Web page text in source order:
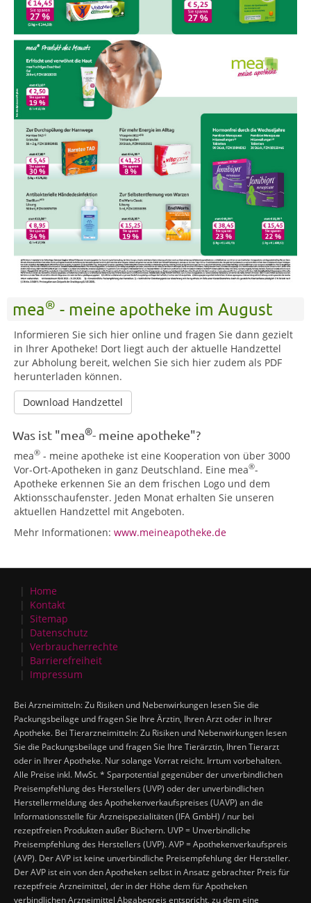
mea® - meine apotheke im August
Informieren Sie sich hier online und fragen Sie dann gezielt
in Ihrer Apotheke! Dort liegt auch der aktuelle Handzettel
zur Abholung bereit, welchen Sie sich hier zudem als PDF
herunterladen können.
Download Handzettel
Was ist "mea®- meine apotheke"?
mea® - meine apotheke ist eine Kooperation von über 3000
Vor-Ort-Apotheken in ganz Deutschland. Eine mea®-
Apotheke erkennen Sie an dem frischen Logo und dem
Aktionsschaufenster. Jeden Monat erhalten Sie unseren
aktuellen Handzettel mit Angeboten.
Mehr Informationen: www.meineapotheke.de
Home
Kontakt
Sitemap
Datenschutz
Verbraucherrechte
Barrierefreiheit
Impressum
Bei Arzneimitteln: Zu Risiken und Nebenwirkungen lesen Sie die
Packungsbeilage und fragen Sie Ihre Ärztin, Ihren Arzt oder in Ihrer
Apotheke. Bei Tierarzneimitteln: Zu Risiken und Nebenwirkungen lesen
Sie die Packungsbeilage und fragen Sie Ihre Tierärztin, Ihren Tierarzt
oder in Ihrer Apotheke. Nur solange Vorrat reicht. Irrtum vorbehalten.
Alle Preise inkl. MwSt. * Sparpotential gegenüber der unverbindlichen
Preisempfehlung des Herstellers (UVP) oder der unverbindlichen
Herstellermeldung des Apothekenverkaufspreises (UAVP) an die
Informationsstelle für Arzneispezialitäten (IFA GmbH) / nur bei
rezeptfreien Produkten außer Büchern. UVP = Unverbindliche
Preisempfehlung des Herstellers (UVP). AVP = Apothekenverkaufspreis
(AVP). Der AVP ist keine unverbindliche Preisempfehlung der Hersteller.
Der AVP ist ein von den Apotheken selbst in Ansatz gebrachter Preis für
rezeptfreie Arzneimittel, der in der Höhe dem für Apotheken
verbindlichen Arzneimittel Abgabepreis entspricht, zu dem eine